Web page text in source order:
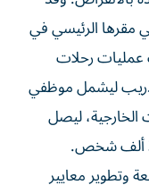
مقرها الرئيسي في
رحلات
ليشمل موظفي
الخارجية، ليصل
وتطوير معايير